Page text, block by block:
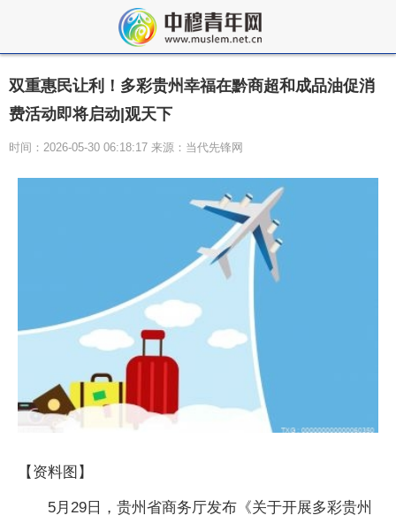
双重惠民让利！多彩贵州幸福在黔商超和成品油促消
费活动即将启动|观天下
时间：2026-05-30 06:18:17 来源：当代先锋网
【资料图】
5月29日，贵州省商务厅发布《关于开展多彩贵州